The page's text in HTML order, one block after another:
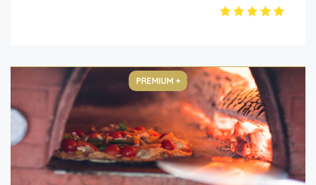
PREMIUM +